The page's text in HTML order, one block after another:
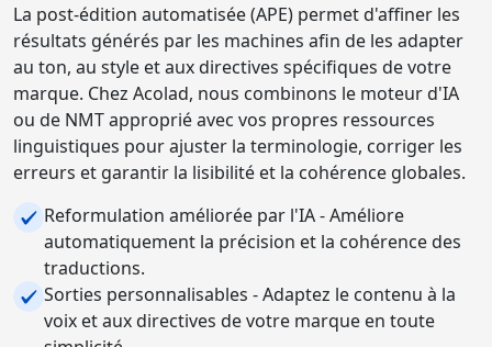
La post-édition automatisée (APE) permet d'affiner les
résultats générés par les machines afin de les adapter
au ton, au style et aux directives spécifiques de votre
marque. Chez Acolad, nous combinons le moteur d'IA
ou de NMT approprié avec vos propres ressources
linguistiques pour ajuster la terminologie, corriger les
erreurs et garantir la lisibilité et la cohérence globales.
Reformulation améliorée par l'IA - Améliore
automatiquement la précision et la cohérence des
traductions.
Sorties personnalisables - Adaptez le contenu à la
voix et aux directives de votre marque en toute